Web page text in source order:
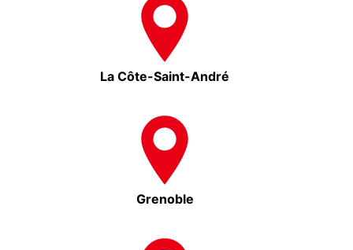
La Côte-Saint-André
Grenoble